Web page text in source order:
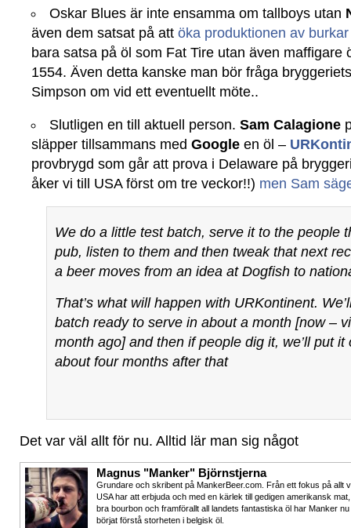
Oskar Blues är inte ensamma om tallboys utan
även dem satsat på att öka produktionen av burkar
bara satsa på öl som Fat Tire utan även maffigare
1554. Även detta kanske man bör fråga
Simpson om vid ett eventuellt möte..
Slutligen en till aktuell person. Sam Calagione
släpper tillsammans med Google en öl –
provbrygd som går att prova i Delaware på
åker vi till USA först om tre veckor!!) men Sam
We do a little test batch, serve it to the people
pub, listen to them and then tweak that next
a beer moves from an idea at Dogfish to
That’s what will happen with URKontinent.
batch ready to serve in about a month [now –
month ago] and then if people dig it, we’ll put it
about four months after that
Det var väl allt för nu. Alltid lär man sig något
Magnus "Manker" Björnstjerna
Grundare och skribent på MankerBeer.com. Från ett fokus på allt
USA har att erbjuda och med en kärlek till gedigen amerikansk mat,
bra bourbon och framförallt all landets fantastiska öl har Manker nu
börjat förstå storheten i belgisk öl.